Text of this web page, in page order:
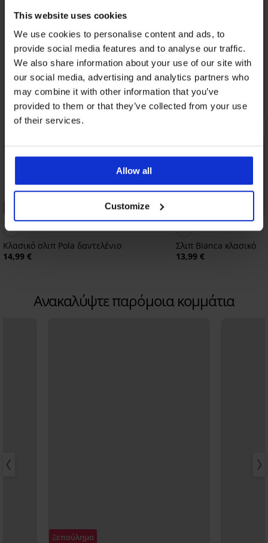
This website uses cookies
We use cookies to personalise content and ads, to
provide social media features and to analyse our traffic.
We also share information about your use of our site with
our social media, advertising and analytics partners who
may combine it with other information that you’ve
provided to them or that they’ve collected from your use
of their services.
Allow all
Customize
5
Κλασικό σλιπ Pola δαντελένιο
14,99 €
Σλιπ Bianca κλασικό
13,99 €
Ανακαλύψτε παρόμοια κομμάτια
Ξεπούλημα